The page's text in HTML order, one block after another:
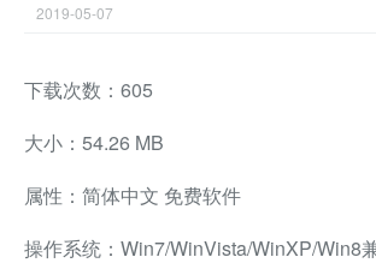
2019-05-07
下载次数：605
大小：54.26 MB
属性：简体中文 免费软件
操作系统：Win7/WinVista/WinXP/Win8